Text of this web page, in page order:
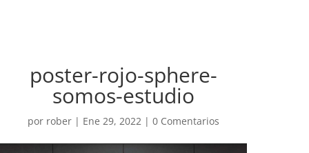
poster-rojo-sphere-
somos-estudio
por rober | Ene 29, 2022 |0 Comentarios